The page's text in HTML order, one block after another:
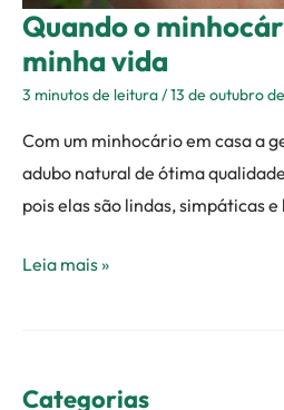
Quando o
minha vida
3 minutos de leitura/13 de outubro
Com um minhocário em casa a
adubo natural de ótima
pois elas são lindas, simpáticas
Leia mais »
Categorias